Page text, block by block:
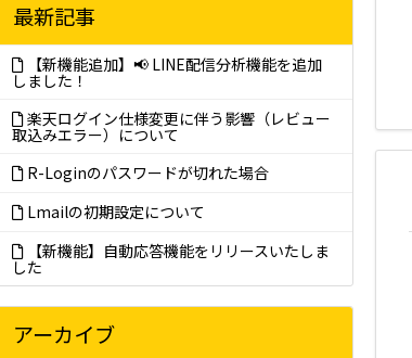
最新記事
【新機能追加】📢 LINE配信分析機能を追加
しました！
楽天ログイン仕様変更に伴う影響（レビュー
取込みエラー）について
R-Loginのパスワードが切れた場合
Lmailの初期設定について
【新機能】自動応答機能をリリースいたしま
した
アーカイブ